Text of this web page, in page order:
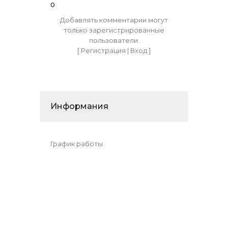
0
Добавлять комментарии могут
только зарегистрированные
пользователи.
[ Регистрация | Вход]
Информания
График работы